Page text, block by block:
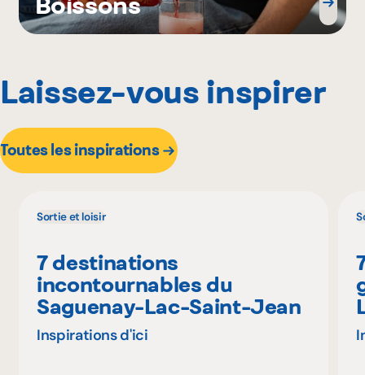
Laissez-vous inspirer
Toutes les inspirations
Sortie et loisir
7 destinations
incontournables du
Saguenay-Lac-Saint-Jean
Inspirations d'ici